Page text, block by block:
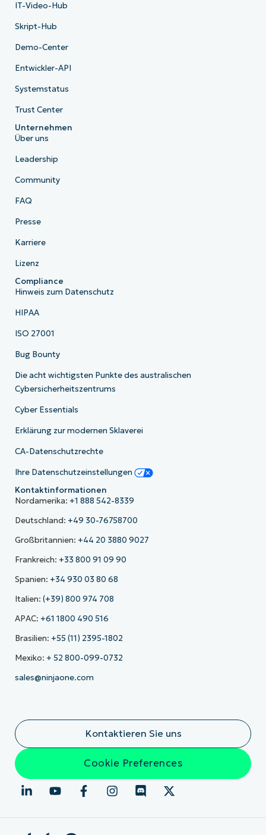
IT-Video-Hub
Skript-Hub
Demo-Center
Entwickler-API
Systemstatus
Trust Center
Unternehmen
Über uns
Leadership
Community
FAQ
Presse
Karriere
Lizenz
Compliance
Hinweis zum Datenschutz
HIPAA
ISO 27001
Bug Bounty
Die acht wichtigsten Punkte des australischen
Cybersicherheitszentrums
Cyber Essentials
Erklärung zur modernen Sklaverei
CA-Datenschutzrechte
Ihre Datenschutzeinstellungen
Kontaktinformationen
Nordamerika: +1 888 542-8339
Deutschland: +49 30-76758700
Großbritannien: +44 20 3880 9027
Frankreich: +33 800 91 09 90
Spanien: +34 930 03 80 68
Italien: (+39) 800 974 708
APAC: +61 1800 490 516
Brasilien: +55 (11) 2395-1802
Mexiko: + 52 800-099-0732
sales@ninjaone.com
Kontaktieren Sie uns
Cookie Preferences